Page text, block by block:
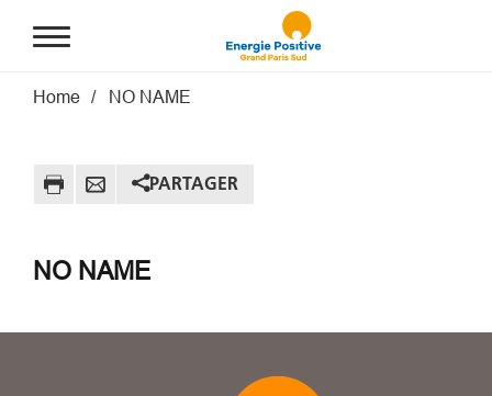
Fil d'Ariane
Home NO NAME
PARTAGER
NO NAME